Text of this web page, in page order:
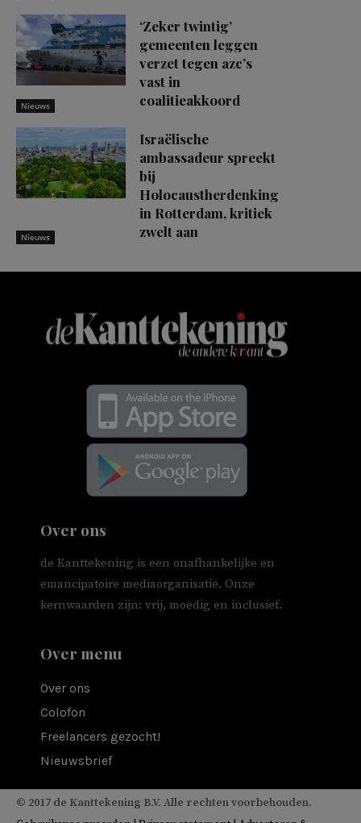
Nieuws
‘Zeker twintig’
gemeenten leggen
verzet tegen azc’s
vast in
coalitieakkoord
Nieuws
Israëlische
ambassadeur spreekt
bij
Holocaustherdenking
in Rotterdam, kritiek
zwelt aan
Over ons
de Kanttekening is een onafhankelijke en
emancipatoire mediaorganisatie. Onze
kernwaarden zijn: vrij, moedig en inclusief.
Over menu
Over ons
Colofon
Freelancers gezocht!
Nieuwsbrief
© 2017 de Kanttekening B.V. Alle rechten voorbehouden.